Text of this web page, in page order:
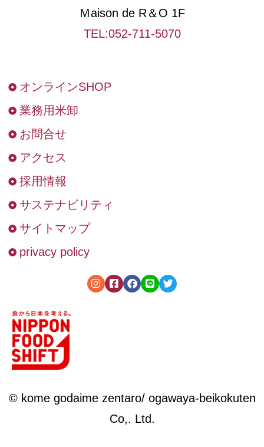
Ｍaison de R＆O 1F
TEL:052-711-5070
オンラインSHOP
業務用米卸
お問合せ
アクセス
採用情報
サステナビリティ
サイトマップ
privacy policy
© kome godaime zentaro/ ogawaya-beikokuten
Co,. Ltd.